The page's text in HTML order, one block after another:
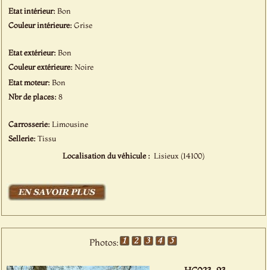
Etat intérieur:Bon
Couleur intérieure:Grise
Etat extérieur:Bon
Couleur extérieure:Noire
Etat moteur:Bon
Nbr de places:8
Carrosserie:Limousine
Sellerie:Tissu
Localisation du véhicule : Lisieux (14100)
Photos: